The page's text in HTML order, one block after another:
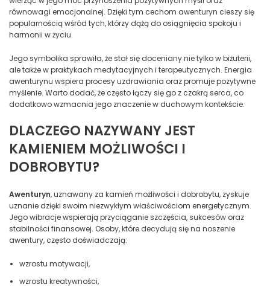
równowagi emocjonalnej. Dzięki tym cechom awenturyn cieszy się
popularnością wśród tych, którzy dążą do osiągnięcia spokoju i
harmonii w życiu.
Jego symbolika sprawiła, że stał się doceniany nie tylko w biżuterii,
ale także w praktykach medytacyjnych i terapeutycznych. Energia
awenturynu wspiera procesy uzdrawiania oraz promuje pozytywne
myślenie. Warto dodać, że często łączy się go z czakrą serca, co
dodatkowo wzmacnia jego znaczenie w duchowym kontekście.
DLACZEGO NAZYWANY JEST
KAMIENIEM MOŻLIWOŚCI I
DOBROBYTU?
Awenturyn, uznawany za kamień możliwości i dobrobytu, zyskuje
uznanie dzięki swoim niezwykłym właściwościom energetycznym.
Jego wibracje wspierają przyciąganie szczęścia, sukcesów oraz
stabilności finansowej. Osoby, które decydują się na noszenie
awentury, często doświadczają:
wzrostu motywacji,
wzrostu kreatywności,